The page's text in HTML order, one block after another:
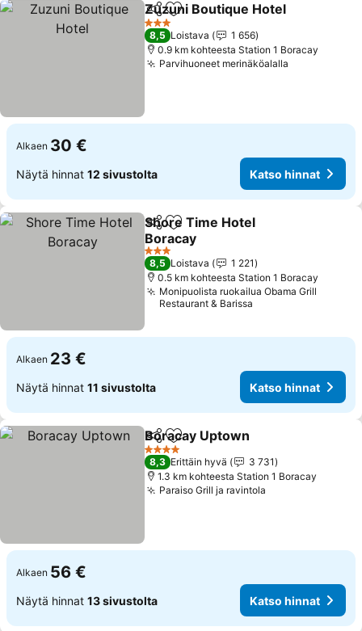
Jaa Lisää suosikkeihin
Zuzuni Boutique Hotel
3 Tähtiluokitus
8,5 Loistava
1 656
0.9 km kohteesta Station 1 Boracay
Parvihuoneet merinäköalalla
Alkaen 30 €
Näytä hinnat 12 sivustolta Katso hinnat
Jaa Lisää suosikkeihin
Shore Time Hotel
Boracay
3 Tähtiluokitus
8,5 Loistava
1 221
0.5 km kohteesta Station 1 Boracay
Monipuolista ruokailua Obama Grill
Restaurant & Barissa
Alkaen 23 €
Näytä hinnat 11 sivustolta Katso hinnat
Jaa Lisää suosikkeihin
Boracay Uptown
4 Tähtiluokitus
8,3 Erittäin hyvä
3 731
1.3 km kohteesta Station 1 Boracay
Paraiso Grill ja ravintola
Alkaen 56 €
Näytä hinnat 13 sivustolta Katso hinnat